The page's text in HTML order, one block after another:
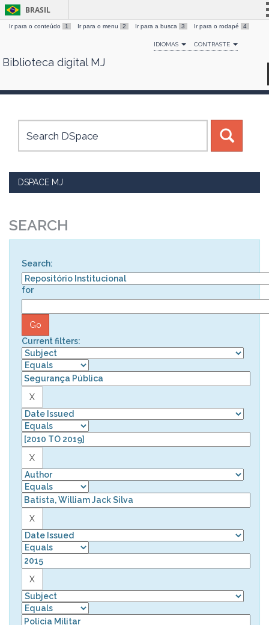
Skip
BRASIL
Simplifique!
Comunica BR
Canais
Ir para o conteúdo 1 Ir para o menu 2 Ir para a busca 3 Ir para o rodapé 4
IDIOMAS CONTRASTE
Biblioteca digital MJ
DSPACE MJ
SEARCH
Search:
for
Current filters: